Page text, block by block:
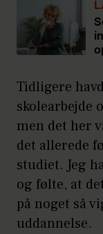
Tidligere
skolearbejde
men det her
det allerede
studiet. Jeg
og følte, at
på noget så
uddannelse.